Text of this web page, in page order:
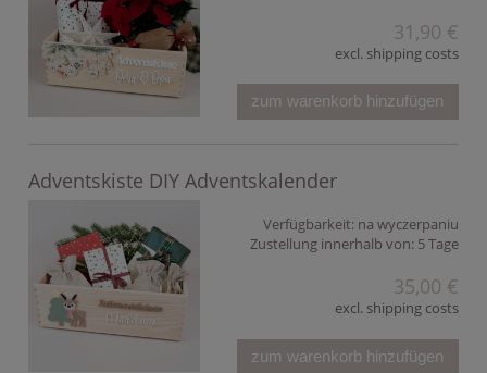
31,90 €
excl. shipping costs
zum warenkorb hinzufügen
Adventskiste DIY Adventskalender
Verfügbarkeit: na wyczerpaniu
Zustellung innerhalb von: 5 Tage
35,00 €
excl. shipping costs
zum warenkorb hinzufügen